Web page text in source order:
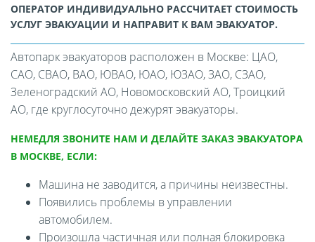
ОПЕРАТОР ИНДИВИДУАЛЬНО РАССЧИТАЕТ СТОИМОСТЬ
УСЛУГ ЭВАКУАЦИИ И НАПРАВИТ К ВАМ ЭВАКУАТОР.
Автопарк эвакуаторов расположен в Москве: ЦАО,
САО, СВАО, ВАО, ЮВАО, ЮАО, ЮЗАО, ЗАО, СЗАО,
Зеленоградский АО, Новомосковский АО, Троицкий
АО, где круглосуточно дежурят эвакуаторы.
НЕМЕДЛЯ ЗВОНИТЕ НАМ И ДЕЛАЙТЕ ЗАКАЗ ЭВАКУАТОРА
В МОСКВЕ, ЕСЛИ:
Машина не заводится, а причины неизвестны.
Появились проблемы в управлении
автомобилем.
Произошла частичная или полная блокировка